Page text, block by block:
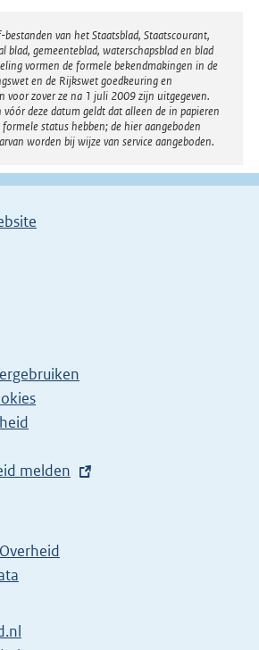
van het Staatsblad, Staatscourant,
blad, gemeenteblad, waterschapsblad en blad
vormen de formele bekendmakingen in de
en de Rijkswet goedkeuring en
voor zover ze na 1 juli 2009 zijn uitgegeven.
deze datum geldt dat alleen de in papieren
status hebben; de hier aangeboden
worden bij wijze van service aangeboden.
melden